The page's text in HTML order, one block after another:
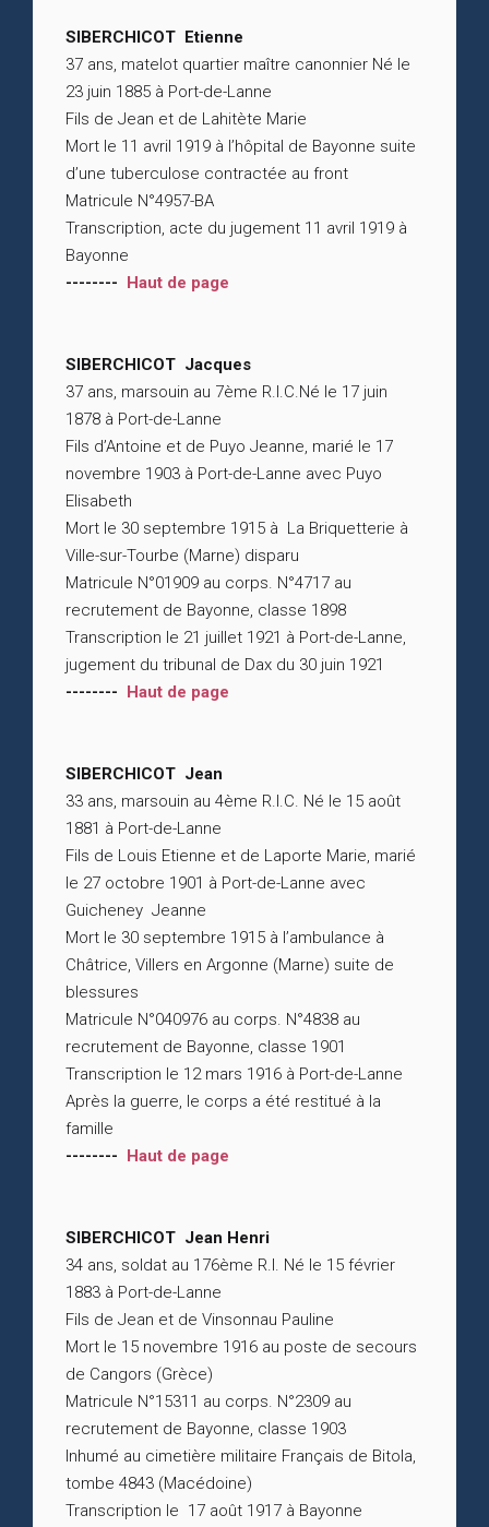
SIBERCHICOT Etienne
37 ans, matelot quartier maître canonnier Né le
23 juin 1885 à Port-de-Lanne
Fils de Jean et de Lahitète Marie
Mort le 11 avril 1919 à l’hôpital de Bayonne suite
d’une tuberculose contractée au front
Matricule N°4957-BA
Transcription, acte du jugement 11 avril 1919 à
Bayonne
-------- Haut de page
SIBERCHICOT Jacques
37 ans, marsouin au 7ème R.I.C.Né le 17 juin
1878 à Port-de-Lanne
Fils d’Antoine et de Puyo Jeanne, marié le 17
novembre 1903 à Port-de-Lanne avec Puyo
Elisabeth
Mort le 30 septembre 1915 à La Briquetterie à
Ville-sur-Tourbe (Marne) disparu
Matricule N°01909 au corps. N°4717 au
recrutement de Bayonne, classe 1898
Transcription le 21 juillet 1921 à Port-de-Lanne,
jugement du tribunal de Dax du 30 juin 1921
-------- Haut de page
SIBERCHICOT Jean
33 ans, marsouin au 4ème R.I.C. Né le 15 août
1881 à Port-de-Lanne
Fils de Louis Etienne et de Laporte Marie, marié
le 27 octobre 1901 à Port-de-Lanne avec
Guicheney Jeanne
Mort le 30 septembre 1915 à l’ambulance à
Châtrice, Villers en Argonne (Marne) suite de
blessures
Matricule N°040976 au corps. N°4838 au
recrutement de Bayonne, classe 1901
Transcription le 12 mars 1916 à Port-de-Lanne
Après la guerre, le corps a été restitué à la
famille
-------- Haut de page
SIBERCHICOT Jean Henri
34 ans, soldat au 176ème R.I. Né le 15 février
1883 à Port-de-Lanne
Fils de Jean et de Vinsonnau Pauline
Mort le 15 novembre 1916 au poste de secours
de Cangors (Grèce)
Matricule N°15311 au corps. N°2309 au
recrutement de Bayonne, classe 1903
Inhumé au cimetière militaire Français de Bitola,
tombe 4843 (Macédoine)
Transcription le 17 août 1917 à Bayonne